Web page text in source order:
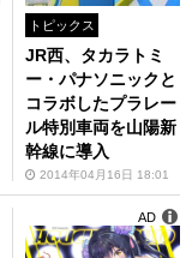
トピックス
JR西、タカラトミ
ー・パナソニックと
コラボしたプラレー
ル特別車両を山陽新
幹線に導入
2014年04月16日 18:01
AD